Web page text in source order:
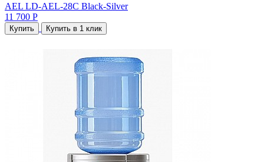
AEL LD-AEL-28C Black-Silver
11 700 Р
Купить Купить в 1 клик